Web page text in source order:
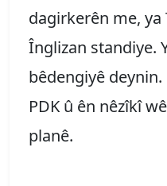
dagirkerên me, ya
Înglizan standiye.
bêdengiyê
PDK û ên nêzîkî
planê.